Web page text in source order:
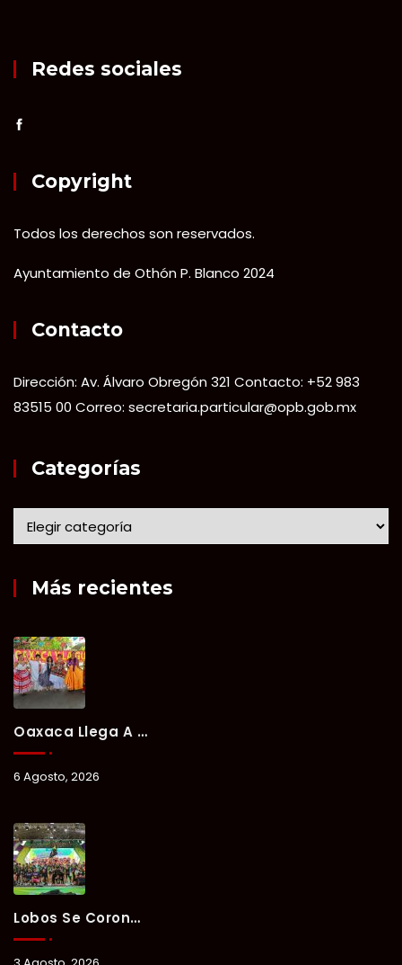
Redes sociales
Copyright
Todos los derechos son reservados.
Ayuntamiento de Othón P. Blanco 2024
Contacto
Dirección: Av. Álvaro Obregón 321 Contacto: +52 983
83515 00 Correo: secretaria.particular@opb.gob.mx
Categorías
Más recientes
Oaxaca Llega A Chetumal Con El Color, Sabor Y Tradición De La Guelaguetza 2026.
6 Agosto, 2026
Lobos Se Corona Campeón Del Verano Xul-Há 2026 Tras Tres Días De Intensa Competencia.